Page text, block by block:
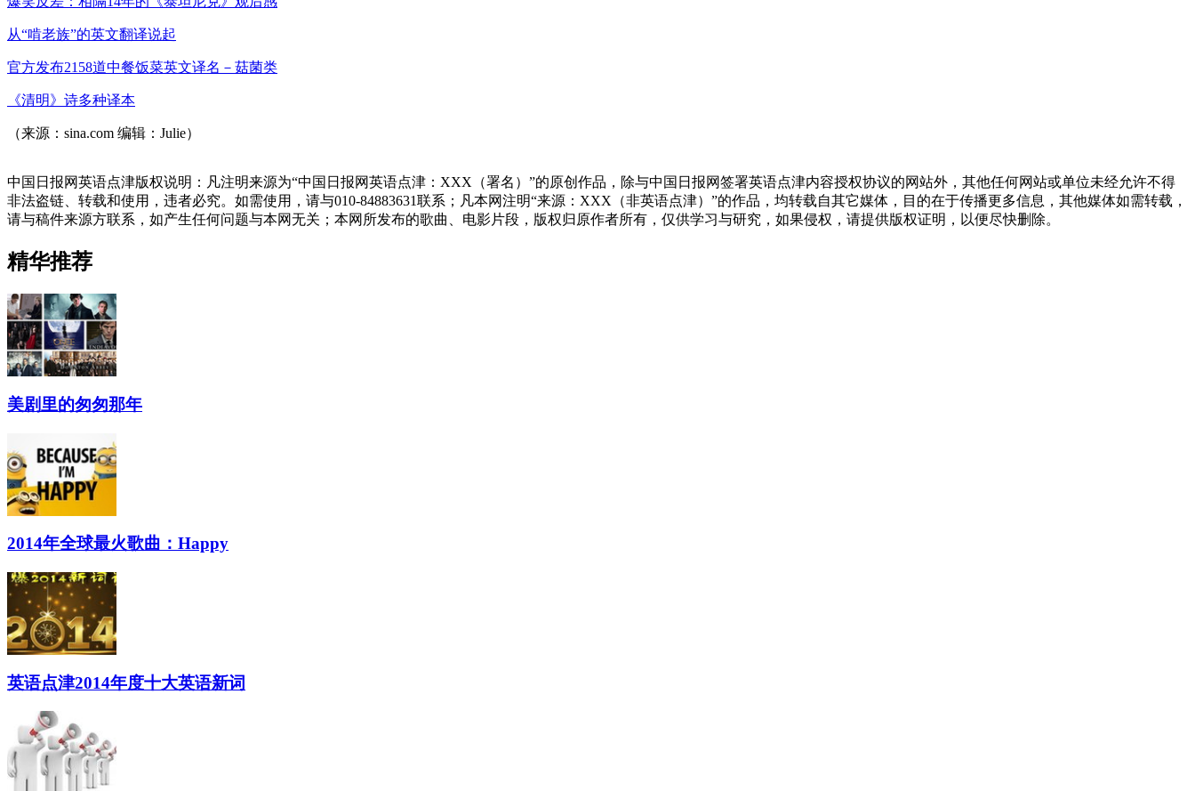
从“啃老族”的英文翻译说起
官方发布2158道中餐饭菜英文译名－菇菌类
《清明》诗多种译本
（来源：sina.com 编辑：Julie）
中国日报网英语点津版权说明：凡注明来源为“中国日报网英语点津：XXX（署名）”的原创作品，除与中国日报网签署英语点津内容授权协议的网站外，其他任何网站或单位未经允许不得
非法盗链、转载和使用，违者必究。如需使用，请与010-84883631联系；凡本网注明“来源：XXX（非英语点津）”的作品，均转载自其它媒体，目的在于传播更多信息，其他媒体如需转载，
请与稿件来源方联系，如产生任何问题与本网无关；本网所发布的歌曲、电影片段，版权归原作者所有，仅供学习与研究，如果侵权，请提供版权证明，以便尽快删除。
精华推荐
美剧里的匆匆那年
2014年全球最火歌曲：Happy
英语点津2014年度十大英语新词